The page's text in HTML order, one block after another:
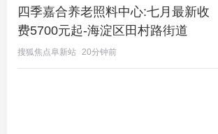
四季嘉合养老照料中心:七月最新收
费5700元起-海淀区田村路街道
搜狐焦点阜新站 20分钟前